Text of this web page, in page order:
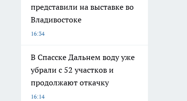
представили на выставке во
Владивостоке
16:34
В Спасске Дальнем воду уже
убрали с 52 участков и
продолжают откачку
16:14